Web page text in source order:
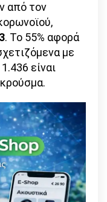
από τον
. Το 55% αφορά
με
είναι